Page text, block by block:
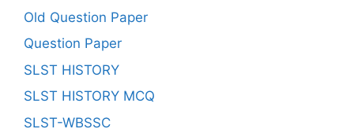
Old Question Paper
Question Paper
SLST HISTORY
SLST HISTORY MCQ
SLST-WBSSC